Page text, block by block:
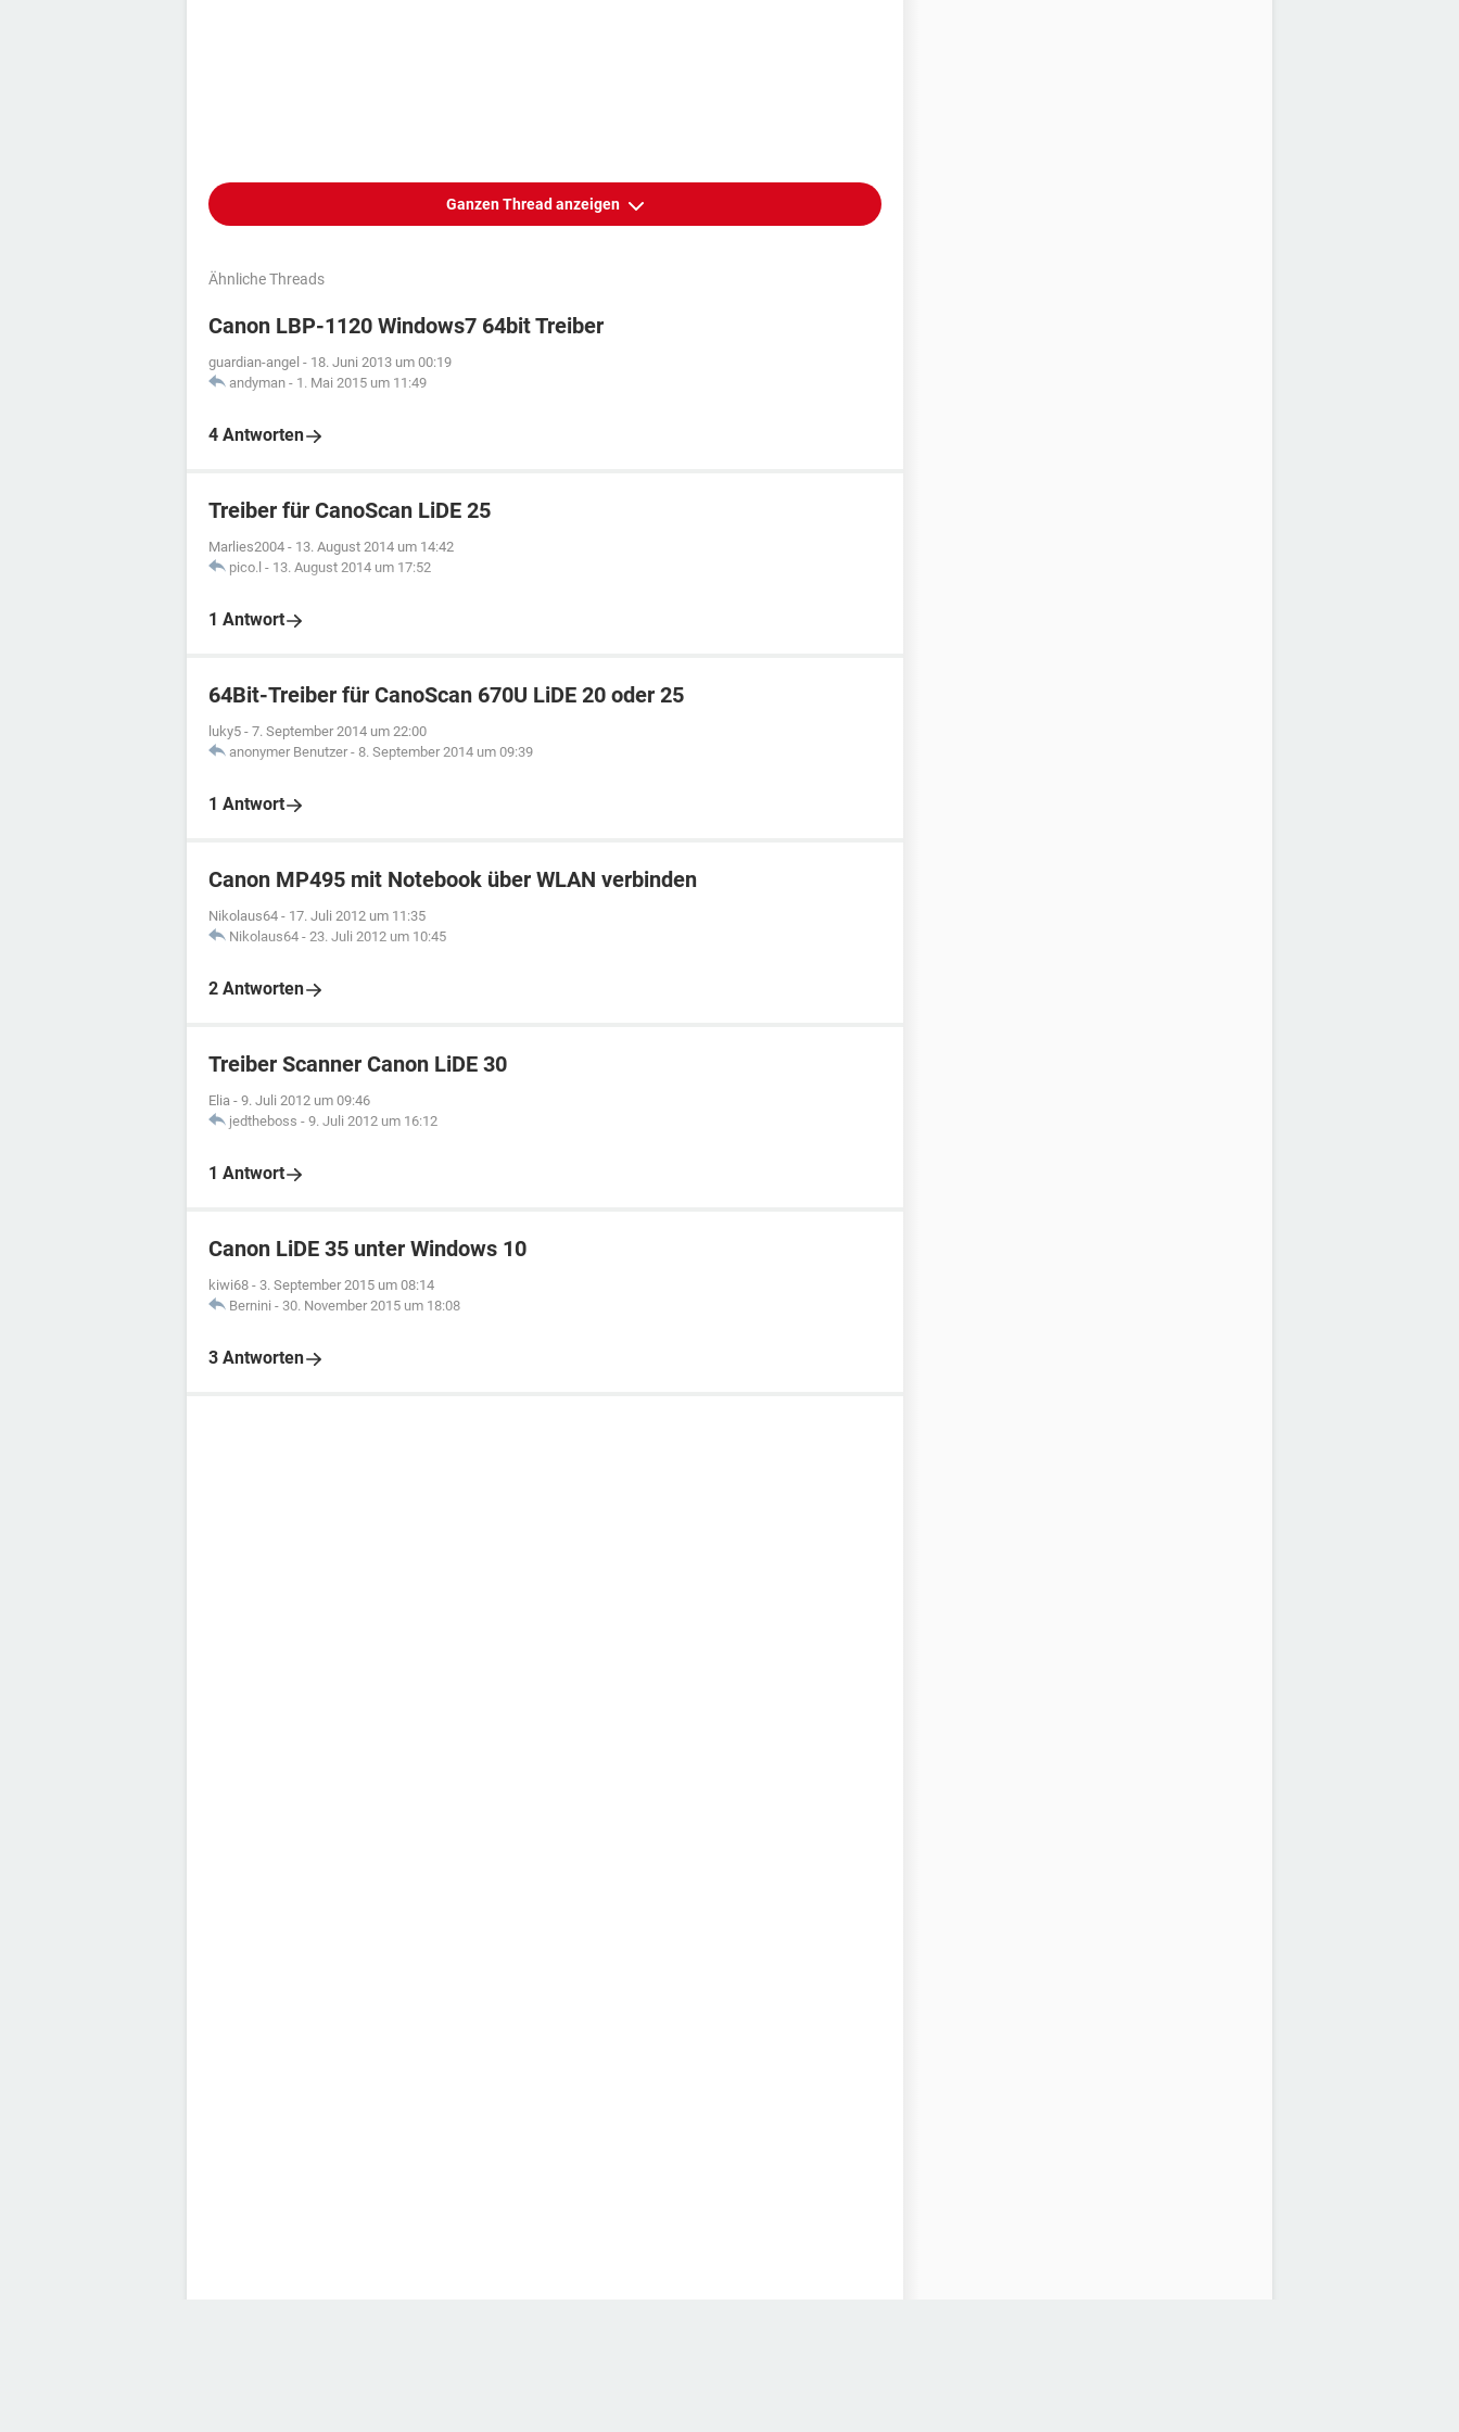
Ganzen Thread anzeigen
Ähnliche Threads
Canon LBP-1120 Windows7 64bit Treiber
guardian-angel - 18. Juni 2013 um 00:19
andyman - 1. Mai 2015 um 11:49
4 Antworten
Treiber für CanoScan LiDE 25
Marlies2004 - 13. August 2014 um 14:42
pico.l - 13. August 2014 um 17:52
1 Antwort
64Bit-Treiber für CanoScan 670U LiDE 20 oder 25
luky5 - 7. September 2014 um 22:00
anonymer Benutzer - 8. September 2014 um 09:39
1 Antwort
Canon MP495 mit Notebook über WLAN verbinden
Nikolaus64 - 17. Juli 2012 um 11:35
Nikolaus64 - 23. Juli 2012 um 10:45
2 Antworten
Treiber Scanner Canon LiDE 30
Elia - 9. Juli 2012 um 09:46
jedtheboss - 9. Juli 2012 um 16:12
1 Antwort
Canon LiDE 35 unter Windows 10
kiwi68 - 3. September 2015 um 08:14
Bernini - 30. November 2015 um 18:08
3 Antworten